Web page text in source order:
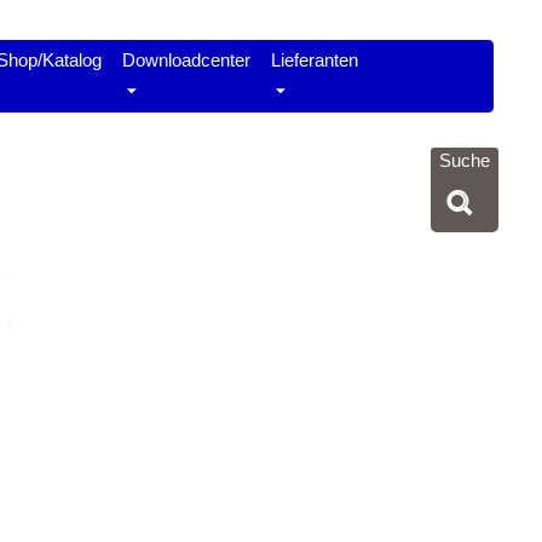
Katalog Downloadcenter Lieferanten
Suche